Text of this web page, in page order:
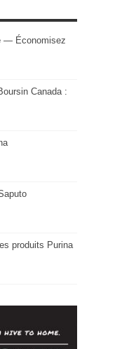
— Économisez
Canada :
produits Purina